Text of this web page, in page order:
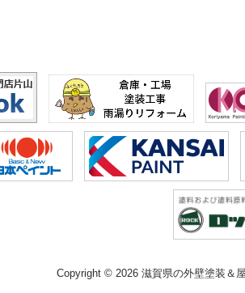
Copyright © 2026 滋賀県の外壁塗装＆